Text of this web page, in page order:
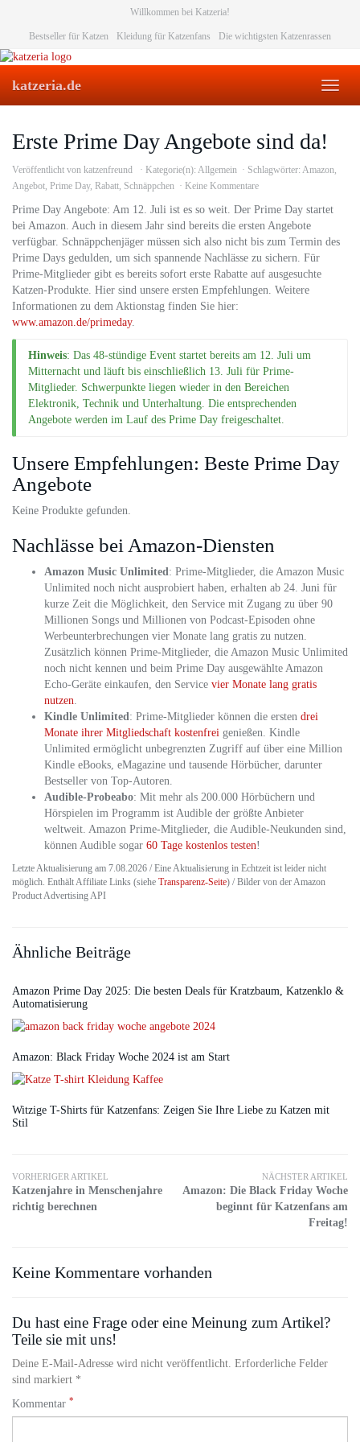
content
Willkommen bei Katzeria!
Bestseller für Katzen Kleidung für Katzenfans Die wichtigsten Katzenrassen
Toggle
katzeria.de
Erste Prime Day Angebote sind da!
Veröffentlicht von katzenfreund Kategorie(n): Allgemein Schlagwörter: Amazon,
Angebot, Prime Day, Rabatt, Schnäppchen Keine Kommentare
Prime Day Angebote: Am 12. Juli ist es so weit. Der Prime Day startet
bei Amazon. Auch in diesem Jahr sind bereits die ersten Angebote
verfügbar. Schnäppchenjäger müssen sich also nicht bis zum Termin des
Prime Days gedulden, um sich spannende Nachlässe zu sichern. Für
Prime-Mitglieder gibt es bereits sofort erste Rabatte auf ausgesuchte
Katzen-Produkte. Hier sind unsere ersten Empfehlungen. Weitere
Informationen zu dem Aktionstag finden Sie hier:
www.amazon.de/primeday.
Hinweis: Das 48-stündige Event startet bereits am 12. Juli um
Mitternacht und läuft bis einschließlich 13. Juli für Prime-
Mitglieder. Schwerpunkte liegen wieder in den Bereichen
Elektronik, Technik und Unterhaltung. Die entsprechenden
Angebote werden im Lauf des Prime Day freigeschaltet.
Unsere Empfehlungen: Beste Prime Day
Angebote
Keine Produkte gefunden.
Nachlässe bei Amazon-Diensten
Amazon Music Unlimited: Prime-Mitglieder, die Amazon Music
Unlimited noch nicht ausprobiert haben, erhalten ab 24. Juni für
kurze Zeit die Möglichkeit, den Service mit Zugang zu über 90
Millionen Songs und Millionen von Podcast-Episoden ohne
Werbeunterbrechungen vier Monate lang gratis zu nutzen.
Zusätzlich können Prime-Mitglieder, die Amazon Music Unlimited
noch nicht kennen und beim Prime Day ausgewählte Amazon
Echo-Geräte einkaufen, den Service vier Monate lang gratis
nutzen.
Kindle Unlimited: Prime-Mitglieder können die ersten drei
Monate ihrer Mitgliedschaft kostenfrei genießen. Kindle
Unlimited ermöglicht unbegrenzten Zugriff auf über eine Million
Kindle eBooks, eMagazine und tausende Hörbücher, darunter
Bestseller von Top-Autoren.
Audible-Probeabo: Mit mehr als 200.000 Hörbüchern und
Hörspielen im Programm ist Audible der größte Anbieter
weltweit. Amazon Prime-Mitglieder, die Audible-Neukunden sind,
können Audible sogar 60 Tage kostenlos testen!
Letzte Aktualisierung am 7.08.2026 / Eine Aktualisierung in Echtzeit ist leider nicht
möglich. Enthält Affiliate Links (siehe Transparenz-Seite) / Bilder von der Amazon
Product Advertising API
Ähnliche Beiträge
Amazon Prime Day 2025: Die besten Deals für Kratzbaum, Katzenklo &
Automatisierung
Amazon: Black Friday Woche 2024 ist am Start
Witzige T-Shirts für Katzenfans: Zeigen Sie Ihre Liebe zu Katzen mit
Stil
VORHERIGER ARTIKEL
Katzenjahre in Menschenjahre
richtig berechnen
NÄCHSTER ARTIKEL
Amazon: Die Black Friday Woche
beginnt für Katzenfans am
Freitag!
Keine Kommentare vorhanden
Du hast eine Frage oder eine Meinung zum Artikel?
Teile sie mit uns!
Deine E-Mail-Adresse wird nicht veröffentlicht. Erforderliche Felder
sind markiert *
Kommentar *